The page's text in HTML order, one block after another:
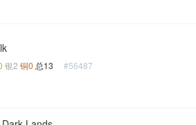
银2 铜0 总13 #56487